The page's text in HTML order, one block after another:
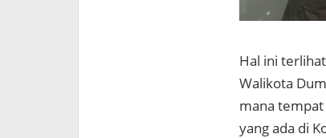
Hal ini
Walikota
mana tempat
yang ada di